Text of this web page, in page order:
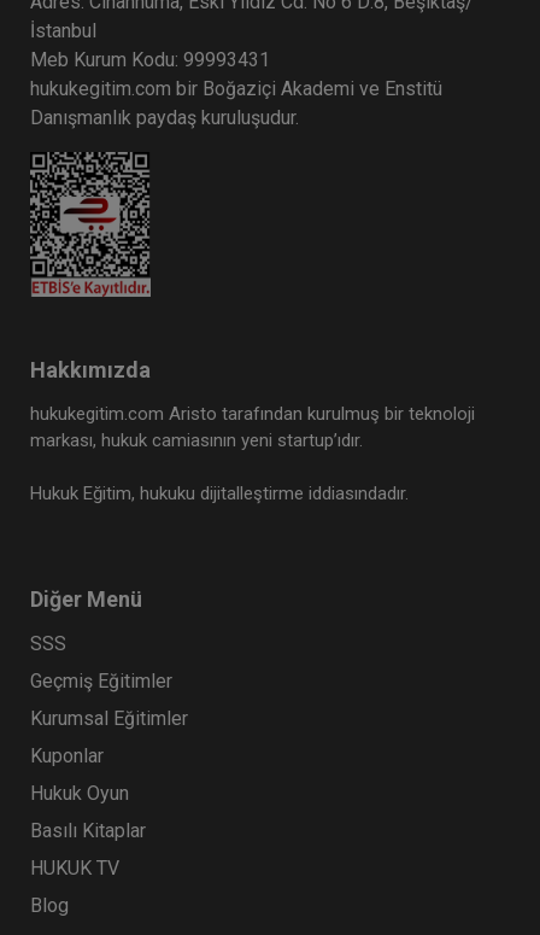
9. Tüketici Hukuku Kongresi - V. Oturum:
TURİZM SEKTÖRÜNDE TÜKETİCİ HUKUKU VE
360 TL
Tüketici Hukuku Enstitüsü
9. Tüketici Hukuku Kongresi - VIII. Oturum: TIP
VE İLAÇ SEKTÖRÜNDE TÜKETİCİ HUKUKU VE
360 TL
Tüketici Hukuku Enstitüsü
İstanbul
Meb Kurum Kodu: 99993431
hukukegitim.com bir Boğaziçi Akademi ve Enstitü
Danışmanlık paydaş kuruluşudur.
Hakkımızda
hukukegitim.com Aristo tarafından kurulmuş bir teknoloji
markası, hukuk camiasının yeni startup’ıdır.
Hukuk Eğitim, hukuku dijitalleştirme iddiasındadır.
Diğer Menü
SSS
Geçmiş Eğitimler
Kurumsal Eğitimler
Kuponlar
Hukuk Oyun
Basılı Kitaplar
HUKUK TV
Blog